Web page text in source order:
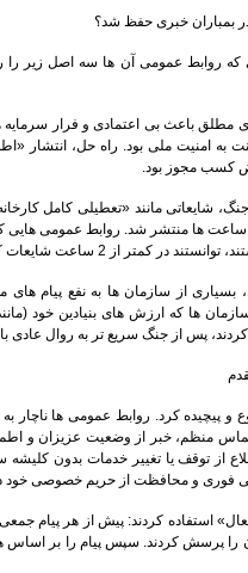
بانک پاسارگاد در سال 94
شاخص ها هفته را سبز پوش آغاز
کردند
بیمه کوثر و موسسه اعتباری کوثر
دهند
بانک شهر هیچ گونه وابستگی به
شهرداری تهران ندارد
برای بانک شدن لازم باشد
افزایش سرمایه می دهیم
اوراق رهنی؛ نقطه اتصال بازار
پول و سرمایه برای تامین مالی
نیست
استعفا مدیرعامل بانک دی
وزیر اقتصاد با استعفای رییس کل
بیمه مرکزی موافقت کرد
رییس کل بیمه مرکزی استعفا کرد
و